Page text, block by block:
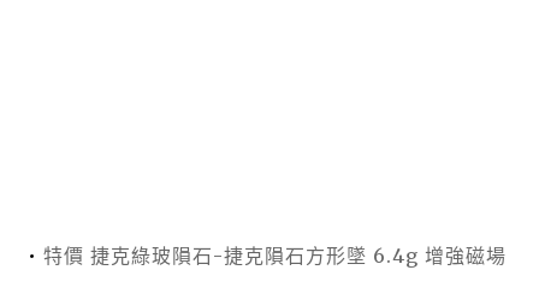
特價 捷克綠玻隕石-捷克隕石方形墜 6.4g 增強磁場